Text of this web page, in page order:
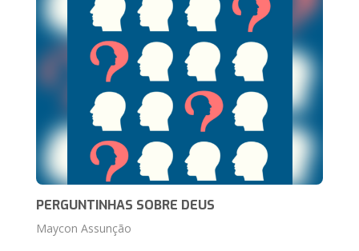
PERGUNTINHAS SOBRE DEUS
Maycon Assunção